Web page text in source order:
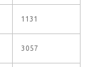
1131
3057